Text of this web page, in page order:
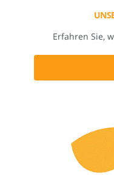
Erfahren Sie,